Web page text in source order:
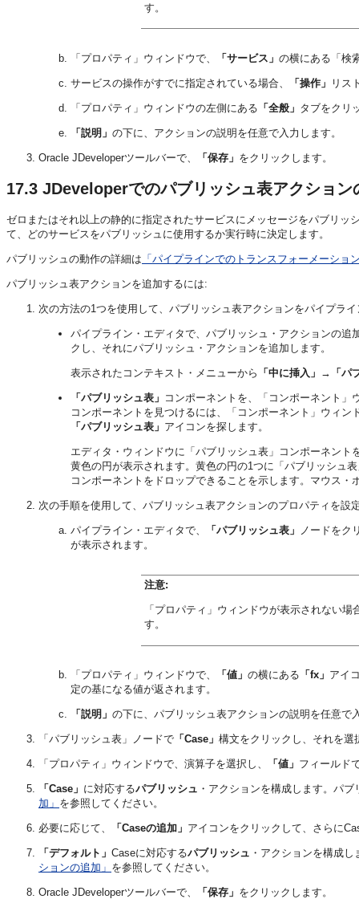
す。
「プロパティ」ウィンドウで、 「サービス」 の横にある「検
サービスの操作がすでに指定されている場合、 「操作」 リス
「プロパティ」ウィンドウの左側にある 「全般」 タブをクリ
「説明」 の下に、アクションの説明を任意で入力します。
Oracle JDeveloperツールバーで、 「保存」 をクリックします。
17.3 JDeveloperでのパブリッシュ表アクション
ゼロまたはそれ以上の静的に指定されたサービスにメッセージをパブリ
て、どのサービスをパブリッシュに使用するか実行時に決定します。
パブリッシュの動作の詳細は 「パイプラインでのトランスフォーメーショ
パブリッシュ表アクションを追加するには:
次の方法の1つを使用して、パブリッシュ表アクションをパイプラ
パイプライン・エディタで、パブリッシュ・アクションの
クし、それにパブリッシュ・アクションを追加します。
表示されたコンテキスト・メニューから 「中に挿入」 → 「パ
「パブリッシュ表」 コンポーネントを、「コンポーネント
コンポーネントを見つけるには、「コンポーネント」ウィ
「パブリッシュ表」 アイコンを探します。
エディタ・ウィンドウに「パブリッシュ表」コンポーネン
黄色の円が表示されます。黄色の円の1つに「パブリッシュ
コンポーネントをドロップできることを示します。マウス
次の手順を使用して、パブリッシュ表アクションのプロパティを設
パイプライン・エディタで、 「パブリッシュ表」 ノードをク
が表示されます。
注意:
「プロパティ」ウィンドウが表示されない場
す。
「プロパティ」ウィンドウで、 「値」 の横にある 「fx」 アイ
定の基になる値が返されます。
「説明」 の下に、パブリッシュ表アクションの説明を任意で
「パブリッシュ表」ノードで 「Case」 構文をクリックし、それを
「プロパティ」ウィンドウで、演算子を選択し、 「値」 フィールド
「Case」 に対応するパブリッシュ ・アクションを構成します。パ
加」 を参照してください。
必要に応じて、 「Caseの追加」 アイコンをクリックして、さらに
「デフォルト」 Caseに対応するパブリッシュ ・アクションを構成
ションの追加」 を参照してください。
Oracle JDeveloperツールバーで、 「保存」 をクリックします。